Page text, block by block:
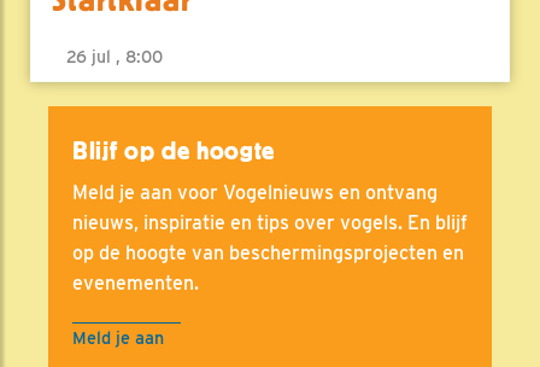
26 jul , 8:00
Blijf op de hoogte
Meld je aan voor Vogelnieuws en ontvang
nieuws, inspiratie en tips over vogels. En blijf
op de hoogte van beschermingsprojecten en
evenementen.
Meld je aan